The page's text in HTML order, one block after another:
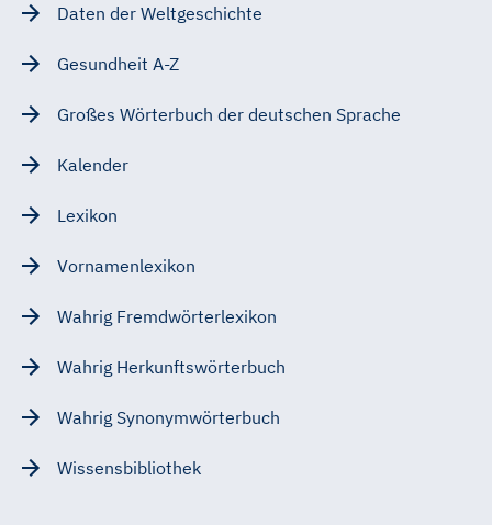
Daten der Weltgeschichte
Gesundheit A-Z
Großes Wörterbuch der deutschen Sprache
Kalender
Lexikon
Vornamenlexikon
Wahrig Fremdwörterlexikon
Wahrig Herkunftswörterbuch
Wahrig Synonymwörterbuch
Wissensbibliothek